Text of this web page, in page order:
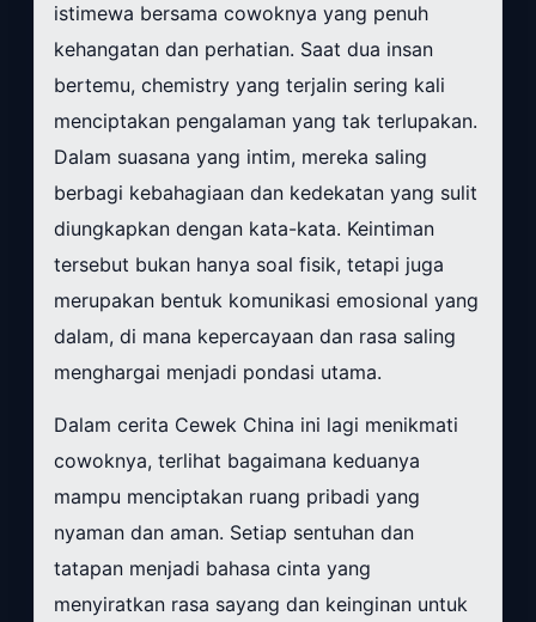
istimewa bersama cowoknya yang penuh
kehangatan dan perhatian. Saat dua insan
bertemu, chemistry yang terjalin sering kali
menciptakan pengalaman yang tak terlupakan.
Dalam suasana yang intim, mereka saling
berbagi kebahagiaan dan kedekatan yang sulit
diungkapkan dengan kata-kata. Keintiman
tersebut bukan hanya soal fisik, tetapi juga
merupakan bentuk komunikasi emosional yang
dalam, di mana kepercayaan dan rasa saling
menghargai menjadi pondasi utama.
Dalam cerita Cewek China ini lagi menikmati
cowoknya, terlihat bagaimana keduanya
mampu menciptakan ruang pribadi yang
nyaman dan aman. Setiap sentuhan dan
tatapan menjadi bahasa cinta yang
menyiratkan rasa sayang dan keinginan untuk